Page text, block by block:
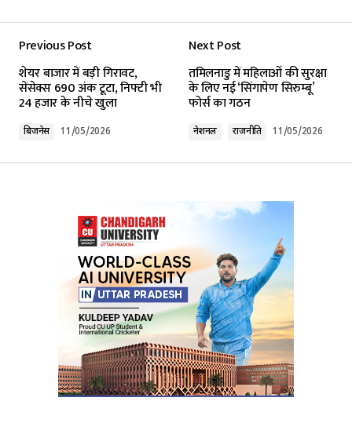
Required fields are marked*
Your Name*
Your E-mail*
Submit Comment
Previous Post
शेयर बाजार में बड़ी गिरावट,
सेंसेक्स 690 अंक टूटा, निफ्टी भी
24 हजार के नीचे खुला
बिजनेस 11/05/2026
Next Post
तमिलनाडु में महिलाओं की सुरक्षा
के लिए नई ‘सिंगापेण सिरुम्बू’
फोर्स का गठन
नेशनल राजनीति 11/05/2026